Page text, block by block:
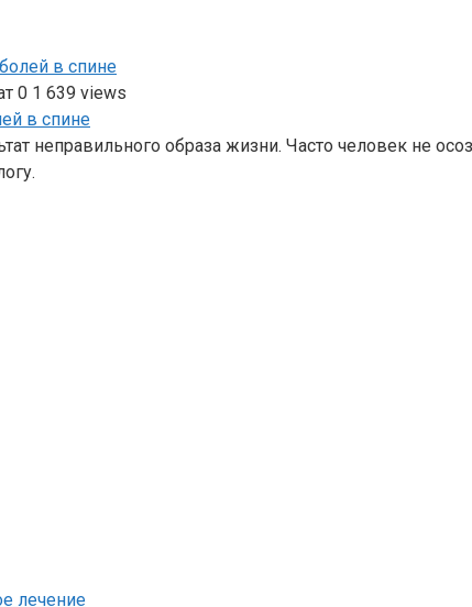
в спине
0 1 639 views
неправильного образа жизни. Часто человек не